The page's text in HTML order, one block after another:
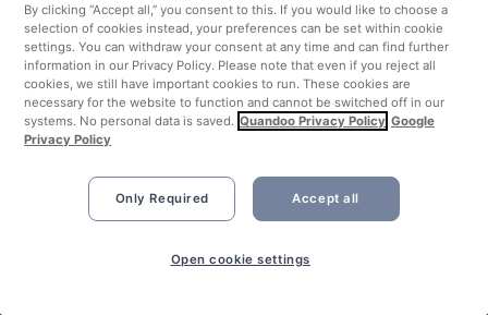
Book Now
Hdmona Bar Restaurant
Sindo
Restaurant Va Bene
Esty's Taste
KAZUMI Sushi Manufaktur
Enrico Leone
Nuovo Restaurant
6 Sinne Hannover Restaurant
Nearby restaurants
Kale Restaurant
Rembetiko
Nearby points of interest
U-Bahn Stephansplatz, Hamburg
Vergolderei Andreas Rüsch, Hamburg
Japanischer Landschaftsgarten, Hamburg
Büsch-Denkmal, Hamburg
Restaurant attributes
Family-friendly Restaurants in Hannover
Restaurants For Groups in Hannover
By clicking “Accept all,” you consent to this. If you would like to choose a
selection of cookies instead, your preferences can be set within cookie
settings. You can withdraw your consent at any time and can find further
information in our Privacy Policy. Please note that even if you reject all
cookies, we still have important cookies to run. These cookies are
necessary for the website to function and cannot be switched off in our
systems. No personal data is saved. Quandoo Privacy Policy Google
Privacy Policy
Only Required Accept all
Open cookie settings